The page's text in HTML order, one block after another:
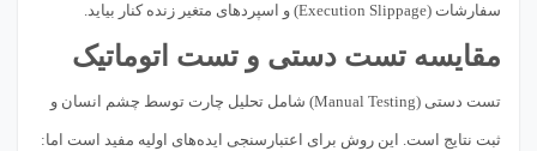
سفارشات (Execution Slippage) و اسپرد‌های متغیر زنده کنار بیاید.
مقایسه تست دستی و تست اتوماتیک
تست دستی (Manual Testing) شامل تحلیل چارت توسط چشم انسان و
ثبت نتایج است. این روش برای اعتبارسنجی ایده‌های اولیه مفید است اما: